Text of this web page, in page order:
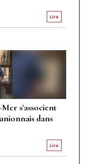
Lire
s'associent
dans
Lire